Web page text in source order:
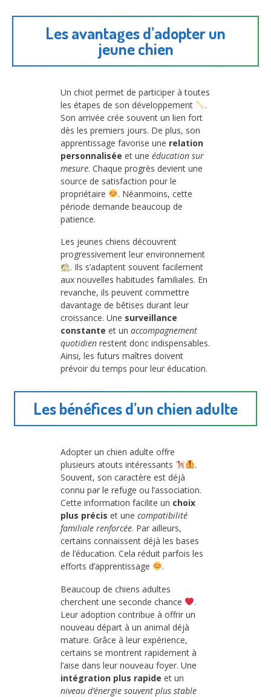
Les avantages d’adopter un
jeune chien
Un chiot permet de participer à toutes
les étapes de son développement
.
Son arrivée crée souvent un lien fort
dès les premiers jours. De plus, son
apprentissage favorise une relation
personnalisée et une éducation sur
mesure. Chaque progrès devient une
source de satisfaction pour le
propriétaire
. Néanmoins, cette
période demande beaucoup de
patience.
Les jeunes chiens découvrent
progressivement leur environnement
. Ils s’adaptent souvent facilement
aux nouvelles habitudes familiales. En
revanche, ils peuvent commettre
davantage de bêtises durant leur
croissance. Une surveillance
constante et un accompagnement
quotidien restent donc indispensables.
Ainsi, les futurs maîtres doivent
prévoir du temps pour leur éducation.
Les bénéfices d’un chien adulte
Adopter un chien adulte offre
plusieurs atouts intéressants
.
Souvent, son caractère est déjà
connu par le refuge ou l’association.
Cette information facilite un choix
plus précis et une compatibilité
familiale renforcée. Par ailleurs,
certains connaissent déjà les bases
de l’éducation. Cela réduit parfois les
efforts d’apprentissage
.
Beaucoup de chiens adultes
cherchent une seconde chance
.
Leur adoption contribue à offrir un
nouveau départ à un animal déjà
mature. Grâce à leur expérience,
certains se montrent rapidement à
l’aise dans leur nouveau foyer. Une
intégration plus rapide et un
niveau d’énergie souvent plus stable